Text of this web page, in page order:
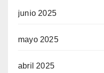
junio 2025
mayo 2025
abril 2025